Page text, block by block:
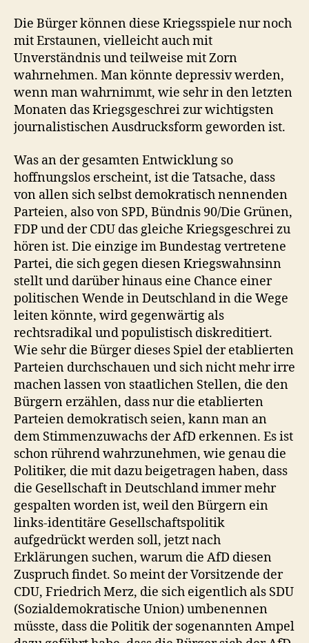
Die Bürger können diese Kriegsspiele nur noch
mit Erstaunen, vielleicht auch mit
Unverständnis und teilweise mit Zorn
wahrnehmen. Man könnte depressiv werden,
wenn man wahrnimmt, wie sehr in den letzten
Monaten das Kriegsgeschrei zur wichtigsten
journalistischen Ausdrucksform geworden ist.
Was an der gesamten Entwicklung so
hoffnungslos erscheint, ist die Tatsache, dass
von allen sich selbst demokratisch nennenden
Parteien, also von SPD, Bündnis 90/Die Grünen,
FDP und der CDU das gleiche Kriegsgeschrei zu
hören ist. Die einzige im Bundestag vertretene
Partei, die sich gegen diesen Kriegswahnsinn
stellt und darüber hinaus eine Chance einer
politischen Wende in Deutschland in die Wege
leiten könnte, wird gegenwärtig als
rechtsradikal und populistisch diskreditiert.
Wie sehr die Bürger dieses Spiel der etablierten
Parteien durchschauen und sich nicht mehr irre
machen lassen von staatlichen Stellen, die den
Bürgern erzählen, dass nur die etablierten
Parteien demokratisch seien, kann man an
dem Stimmenzuwachs der AfD erkennen. Es ist
schon rührend wahrzunehmen, wie genau die
Politiker, die mit dazu beigetragen haben, dass
die Gesellschaft in Deutschland immer mehr
gespalten worden ist, weil den Bürgern ein
links-identitäre Gesellschaftspolitik
aufgedrückt werden soll, jetzt nach
Erklärungen suchen, warum die AfD diesen
Zuspruch findet. So meint der Vorsitzende der
CDU, Friedrich Merz, die sich eigentlich als SDU
(Sozialdemokratische Union) umbenennen
müsste, dass die Politik der sogenannten Ampel